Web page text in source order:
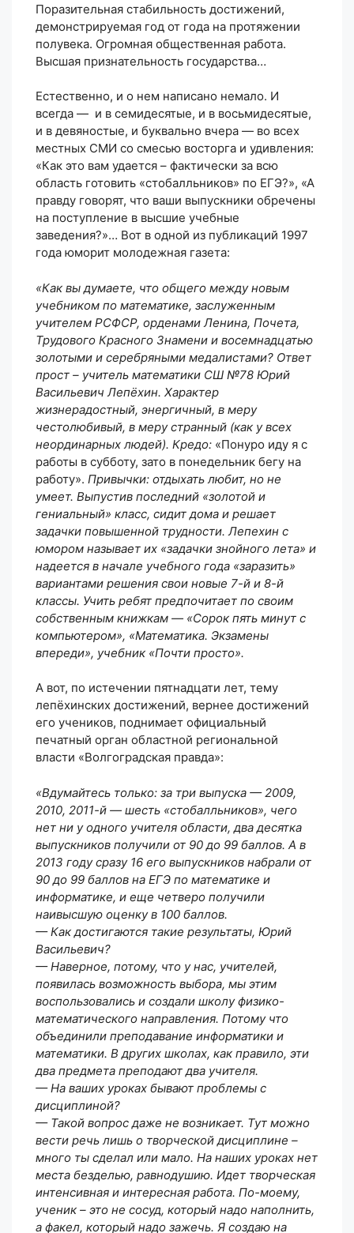
Поразительная стабильность достижений,
демонстрируемая год от года на протяжении
полувека. Огромная общественная работа.
Высшая признательность государства…
Естественно, и о нем написано немало. И
всегда — и в семидесятые, и в восьмидесятые,
и в девяностые, и буквально вчера — во всех
местных СМИ со смесью восторга и удивления:
«Как это вам удается – фактически за всю
область готовить «стобалльников» по ЕГЭ?», «А
правду говорят, что ваши выпускники обречены
на поступление в высшие учебные
заведения?»… Вот в одной из публикаций 1997
года юморит молодежная газета:
«Как вы думаете, что общего между новым
учебником по математике, заслуженным
учителем РСФСР, орденами Ленина, Почета,
Трудового Красного Знамени и восемнадцатью
золотыми и серебряными медалистами? Ответ
прост – учитель математики СШ №78 Юрий
Васильевич Лепёхин. Характер
жизнерадостный, энергичный, в меру
честолюбивый, в меру странный (как у всех
неординарных людей). Кредо: «Понуро иду я с
работы в субботу, зато в понедельник бегу на
работу». Привычки: отдыхать любит, но не
умеет. Выпустив последний «золотой и
гениальный» класс, сидит дома и решает
задачки повышенной трудности. Лепехин с
юмором называет их «задачки знойного лета» и
надеется в начале учебного года «заразить»
вариантами решения свои новые 7-й и 8-й
классы. Учить ребят предпочитает по своим
собственным книжкам — «Сорок пять минут с
компьютером», «Математика. Экзамены
впереди», учебник «Почти просто».
А вот, по истечении пятнадцати лет, тему
лепёхинских достижений, вернее достижений
его учеников, поднимает официальный
печатный орган областной региональной
власти «Волгоградская правда»:
«Вдумайтесь только: за три выпуска — 2009,
2010, 2011-й — шесть «стобалльников», чего
нет ни у одного учителя области, два десятка
выпускников получили от 90 до 99 баллов. А в
2013 году сразу 16 его выпускников набрали от
90 до 99 баллов на ЕГЭ по математике и
информатике, и еще четверо получили
наивысшую оценку в 100 баллов.
— Как достигаются такие результаты, Юрий
Васильевич?
— Наверное, потому, что у нас, учителей,
появилась возможность выбора, мы этим
воспользовались и создали школу физико-
математического направления. Потому что
объединили преподавание информатики и
математики. В других школах, как правило, эти
два предмета преподают два учителя.
— На ваших уроках бывают проблемы с
дисциплиной?
— Такой вопрос даже не возникает. Тут можно
вести речь лишь о творческой дисциплине –
много ты сделал или мало. На наших уроках нет
места безделью, равнодушию. Идет творческая
интенсивная и интересная работа. По-моему,
ученик – это не сосуд, который надо наполнить,
а факел, который надо зажечь. Я создаю на